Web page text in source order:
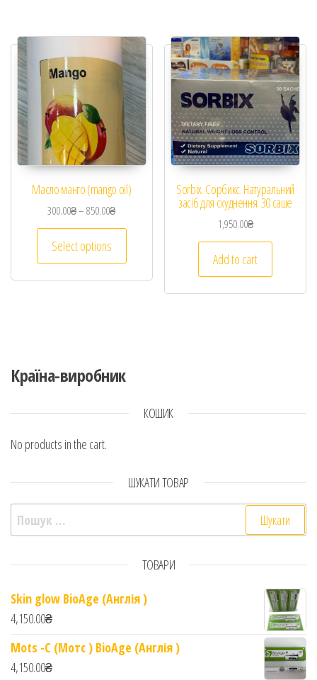
Масло манго (mango oil)
300.00₴–850.00₴
Select options
Sorbix. Сорбикс. Натуральний
засіб для схуднення. 30 саше
1,950.00₴
Add to cart
Країна-виробник
КОШИК
No products in the cart.
ШУКАТИ ТОВАР
Пошук:
ТОВАРИ
Skin glow BioAge (Англія )
4,150.00₴
Mots -C (Мотс ) BioAge (Англія )
4,150.00₴